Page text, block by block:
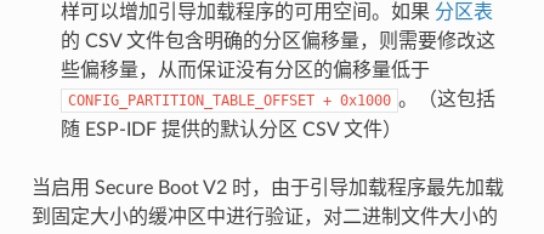
样可以增加引导加载程序的可用空间。如果 分区表
的 CSV 文件包含明确的分区偏移量，则需要修改这
些偏移量，从而保证没有分区的偏移量低于
CONFIG_PARTITION_TABLE_OFFSET + 0x1000 。（这包括
随 ESP-IDF 提供的默认分区 CSV 文件）
当启用 Secure Boot V2 时，由于引导加载程序最先加载
到固定大小的缓冲区中进行验证，对二进制文件大小的